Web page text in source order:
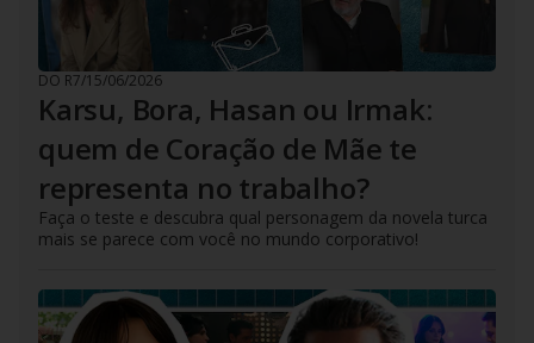
DO R7/15/06/2026
Karsu, Bora, Hasan ou Irmak:
quem de Coração de Mãe te
representa no trabalho?
Faça o teste e descubra qual personagem da novela turca
mais se parece com você no mundo corporativo!